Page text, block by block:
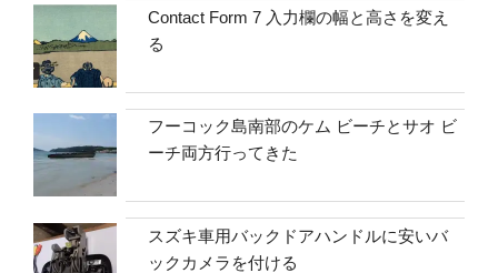
Contact Form 7 入力欄の幅と高さを変え
る
フーコック島南部のケム ビーチとサオ ビ
ーチ両方行ってきた
スズキ車用バックドアハンドルに安いバ
ックカメラを付ける